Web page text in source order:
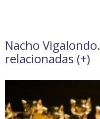
Nacho
relacionadas (+)